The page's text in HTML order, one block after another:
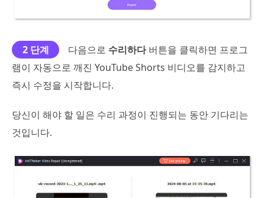
2 단계 다음으로 수리하다버튼을 클릭하면 프로그
램이 자동으로 깨진 YouTube Shorts 비디오를 감지하고
즉시 수정을 시작합니다.
당신이 해야 할 일은 수리 과정이 진행되는 동안 기다리는
것입니다.